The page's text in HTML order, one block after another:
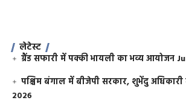
लेटेस्ट
ग्रैंड सफारी में पक्की भायली का भव्य आयोजन
पश्चिम बंगाल में बीजेपी सरकार, शुभेंदु अधिकारी
2026